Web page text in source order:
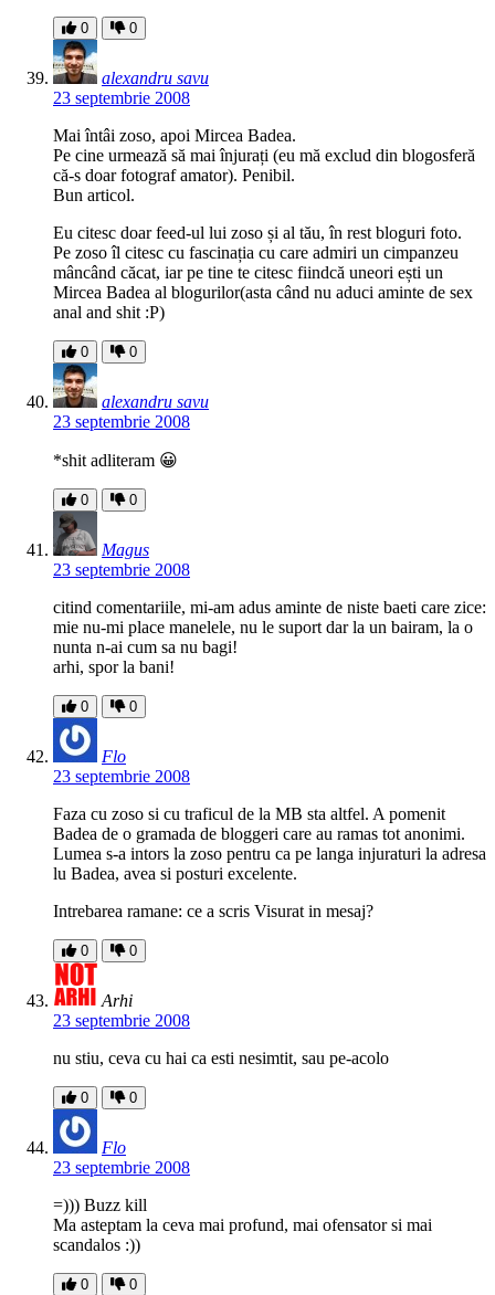
0 0
alexandru savu
23 septembrie 2008
Mai întâi zoso, apoi Mircea Badea.
Pe cine urmează să mai înjurați (eu mă exclud din blogosferă
că-s doar fotograf amator). Penibil.
Bun articol.
Eu citesc doar feed-ul lui zoso și al tău, în rest bloguri foto.
Pe zoso îl citesc cu fascinația cu care admiri un cimpanzeu
mâncând căcat, iar pe tine te citesc fiindcă uneori ești un
Mircea Badea al blogurilor(asta când nu aduci aminte de sex
anal and shit :P)
0 0
alexandru savu
23 septembrie 2008
*shit adliteram 😀
0 0
Magus
23 septembrie 2008
citind comentariile, mi-am adus aminte de niste baeti care zice:
mie nu-mi place manelele, nu le suport dar la un bairam, la o
nunta n-ai cum sa nu bagi!
arhi, spor la bani!
0 0
Flo
23 septembrie 2008
Faza cu zoso si cu traficul de la MB sta altfel. A pomenit
Badea de o gramada de bloggeri care au ramas tot anonimi.
Lumea s-a intors la zoso pentru ca pe langa injuraturi la adresa
lu Badea, avea si posturi excelente.
Intrebarea ramane: ce a scris Visurat in mesaj?
0 0
Arhi
23 septembrie 2008
nu stiu, ceva cu hai ca esti nesimtit, sau pe-acolo
0 0
Flo
23 septembrie 2008
=))) Buzz kill
Ma asteptam la ceva mai profund, mai ofensator si mai
scandalos :))
0 0